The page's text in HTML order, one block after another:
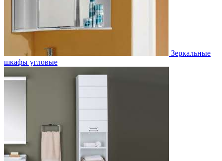
Зеркальные
шкафы угловые